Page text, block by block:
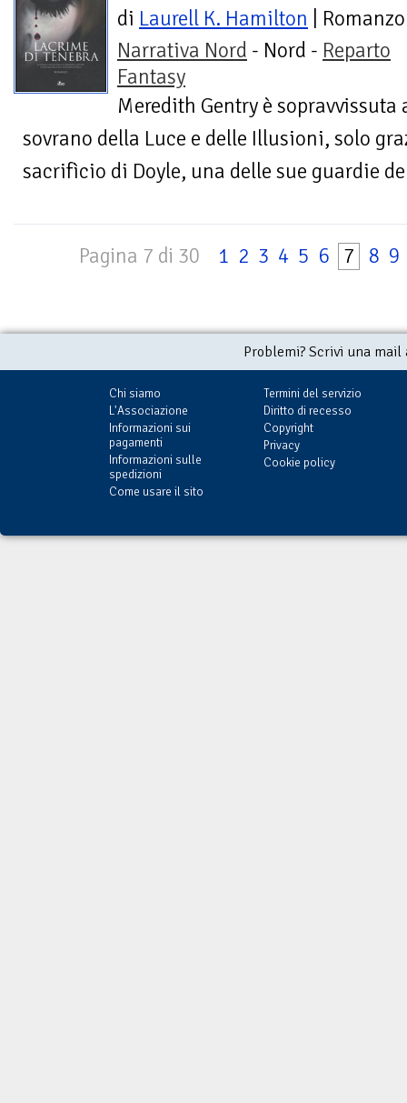
di Laurell K. Hamilton | Romanzo
Narrativa Nord - Nord - Reparto
Fantasy
Meredith Gentry è
sovrano della Luce e delle Illusioni, solo
sacrifìcio di Doyle, una delle sue guardie
Pagina 7 di 30 1 2 3 4 5 6 7 8 9
Problemi? Scrivi una
Chi siamo
L'Associazione
Informazioni sui
pagamenti
Informazioni sulle
spedizioni
Come usare il sito
Termini del servizio
Diritto di recesso
Copyright
Privacy
Cookie policy